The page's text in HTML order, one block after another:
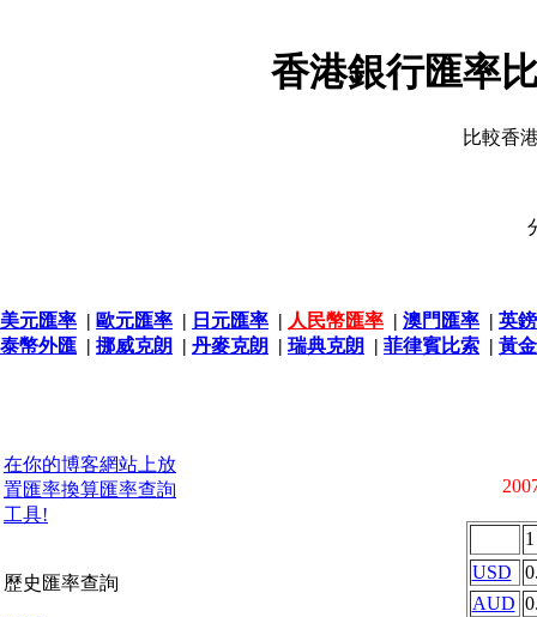
香港銀行匯率
比較香
美元匯率 | 歐元匯率 | 日元匯率 | 人民幣匯率 | 澳門匯率 | 英
泰幣外匯 | 挪威克朗 | 丹麥克朗 | 瑞典克朗 | 菲律賓比索 | 黃
在你的博客網站上放
置匯率換算匯率查詢
工具!
歷史匯率查詢
USD
AUD